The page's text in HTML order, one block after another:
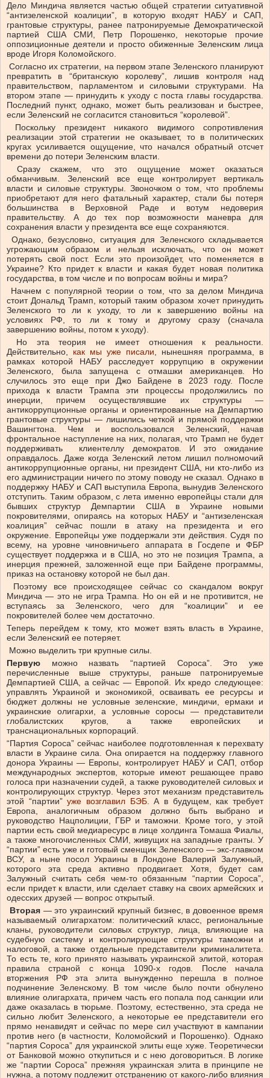
Дело Миндича является частью общей стратегии ситуативной
“антизеленской коалиции”, в которую входят НАБУ и САП,
грантовые структуры, ранее патронируемые Демократической
партией США СМИ, Петр Порошенко, некоторые прочие
оппозиционные деятели и просто обиженные Зеленским лица
вроде Игоря Коломойского.
Согласно их стратегии, на первом этапе Зеленского планируют
превратить в “британскую королеву”, лишив контроля над
правительством, парламентом и силовыми структурами. На
втором этапе — принудить к уходу с поста главы государства.
Последний пункт, однако, может быть реализован и быстрее,
если Зеленский не согласится становиться “королевой”.
Поскольку президент никакого видимого сопротивления
реализации этой стратегии не оказывает, то в политических
кругах усиливается ощущение, что начался обратный отсчет
времени до потери Зеленским власти.
Сразу скажем, что это ощущение может оказаться
обманчивым. Зеленский все еще контролирует вертикаль
власти и силовые структуры. Звоночком о том, что проблемы
приобретают для него фатальный характер, стали бы потеря
большинства в Верховной Раде и вотум недоверия
правительству. А до тех пор возможности маневра для
сохранения власти у президента все еще сохраняются.
Однако, безусловно, ситуация для Зеленского складывается
угрожающим образом и нельзя исключать, что он может
потерять свой пост. Если это произойдет, что поменяется в
Украине? Кто придет к власти и какая будет новая политика
государства, в том числе и по вопросам войны и мира?
Начнем с популярной теории о том, что за делом Миндича
стоит Дональд Трамп, который таким образом хочет принудить
Зеленского то ли к уходу, то ли к завершению войны на
условиях РФ, то ли к тому и другому сразу (сначала
завершению войны, потом к уходу).
Но эта теория не имеет отношения к реальности.
Действительно, как мы уже писали, нынешняя программа, в
рамках которой НАБУ расследует коррупцию в окружении
Зеленского, была запущена с отмашки американцев. Но
случилось это еще при Джо Байдене в 2023 году. После
прихода к власти Трампа эти процессы продолжились по
инерции, причем осуществлявшие их структуры —
антикоррупционные органы и ориентированные на Демпартию
грантовые структуры — лишились четкой и прямой поддержки
Вашингтона. Чем и воспользовался Зеленский, начав
фронтальное наступление на них, полагая, что Трамп не будет
поддерживать клиентеллу демократов. И это ожидание
оправдалось. Даже когда Зеленский летом лишил полномочий
антикоррупционные органы, ни президент США, ни кто-либо из
его администрации ничего по этому поводу не сказал. Однако в
поддержку НАБУ и САП выступила Европа, вынудив Зеленского
отступить. Таким образом, с лета именно европейцы стали для
бывших структур Демпартии США в Украине новыми
покровителями, опираясь на которых НАБУ и “антизеленская
коалиция” сейчас пошли в атаку на президента и его
окружение. Европейцы уже поддержали эти действия. Судя по
всему, на уровне чиновничьего аппарата в Госдепе и ФБР
существует поддержка и в США, но это не позиция Трампа, а
инерция прежней, заложенной еще при Байдене программы,
приказ на остановку которой не был дан.
Поэтому все происходящее сейчас со скандалом вокруг
Миндича — это не игра Трампа. Но он ей и не противится, не
вступаясь за Зеленского, чего для “коалиции” и ее
покровителей более чем достаточно.
Теперь перейдем к тому, кто может взять власть в Украине,
если Зеленский ее потеряет.
Можно выделить три крупные силы.
Первую можно назвать “партией Сороса”. Это уже
перечисленные выше структуры, раньше патронируемые
Демпартией США, а сейчас — Европой. Их кредо следующее:
управлять Украиной и экономикой, осваивать ее ресурсы и
бюджет должны не условные зеленские, миндичи, ермаки и
украинские олигархи, а условные соросы — представители
глобалистских кругов, а также европейских и
транснациональных корпораций.
“Партия Сороса” сейчас наиболее подготовленная к перехвату
власти в Украине сила. Она опирается на поддержку главного
донора Украины — Европы, контролирует НАБУ и САП, отбор
международных экспертов, которые имеют решающее право
голоса при назначении судей, а также руководителей силовых и
контролирующих структур. Через этот механизм представитель
этой “партии”уже возглавил БЭБ. А в будущем, как требует
Европа, аналогичным образом должно быть выбрано и
руководство Нацполиции, ГБР и таможни. Кроме того, у этой
партии есть свой медиаресурс в лице холдинга Томаша Фиалы,
а также многочисленных СМИ, живущих на западные гранты. У
“партии” есть уже и готовый сменщик Зеленского — экс-главком
ВСУ, а ныне посол Украины в Лондоне Валерий Залужный,
которого эта среда активно продвигает. Хотя, будет сам
Залужный считать себя чем-то обязанным “партии Сороса”,
если придет к власти, или сделает ставку на своих армейских и
одесских друзей — вопрос открытый.
Вторая— это украинский крупный бизнес, в довоенное время
называемый олигархатом: политический класс, региональные
кланы, руководители силовых структур, лица, влияющие на
судебную систему и контролирующие структуры таможни и
налоговой, а также отдельные представители криминалитета.
То есть те, кого принято называть украинской элитой, которая
правила страной с конца 1090-х годов. После начала
вторжения РФ эта элита вынужденно перешла в полное
подчинение Зеленскому. В том числе было почти обнулено
влияние олигархата, причем часть его попала под санкции или
даже оказалась в тюрьме. Поэтому, естественно, эта среда не
сильно любит Зеленского, а некоторые ее представители его
прямо ненавидят и сейчас по мере сил участвуют в кампании
против него (в частности, Коломойский и Порошенко). Однако
“партия Сороса” для украинской элиты еще хуже. Теоретически
от Банковой можно откупиться и с нею договориться. В логике
же “партии Сороса” прежняя украинская элита в принципе не
нужна, а потому подлежит отстранению от какого-либо влияния